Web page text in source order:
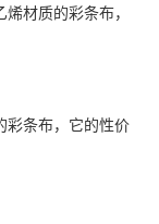
材质的彩条布，
彩条布，它的性价